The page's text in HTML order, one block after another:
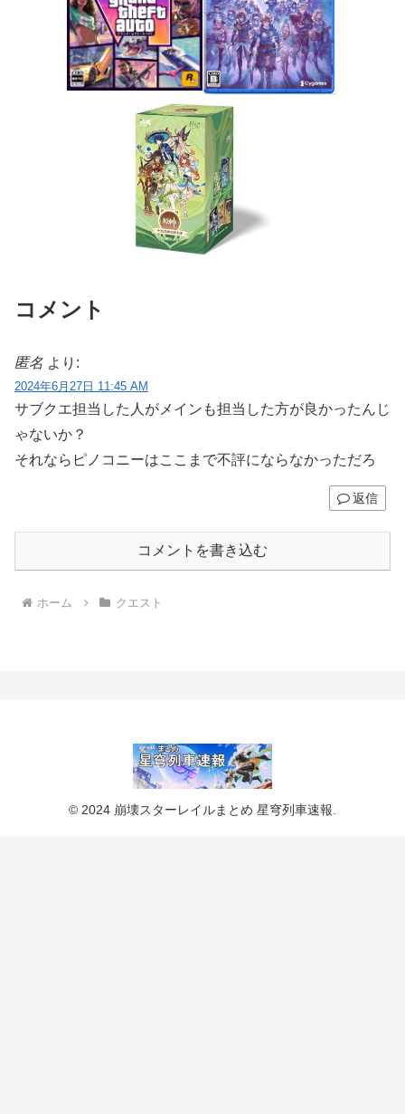
コメント
匿名 より:
2024年6月27日 11:45 AM
サブクエ担当した人がメインも担当した方が良かったんじ
ゃないか？
それならピノコニーはここまで不評にならなかっただろ
返信
コメントを書き込む
ホーム クエスト
© 2024 崩壊スターレイルまとめ 星穹列車速報.